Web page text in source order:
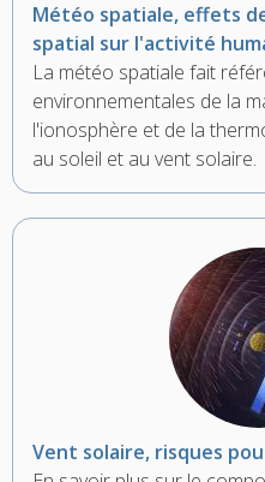
Météo spatiale, effets
spatial sur l'activité
La météo spatiale fait
environnementales de la
l'ionosphère et de la
au soleil et au vent solaire.
Vent solaire, risques